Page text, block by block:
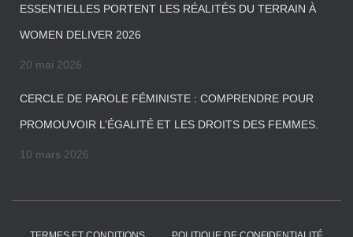
ESSENTIELLES PORTENT LES RÉALITÉS DU TERRAIN À
WOMEN DELIVER 2026
20 mai 2026
CERCLE DE PAROLE FÉMINISTE : COMPRENDRE POUR
PROMOUVOIR L’ÉGALITÉ ET LES DROITS DES FEMMES.
10 mars 2026